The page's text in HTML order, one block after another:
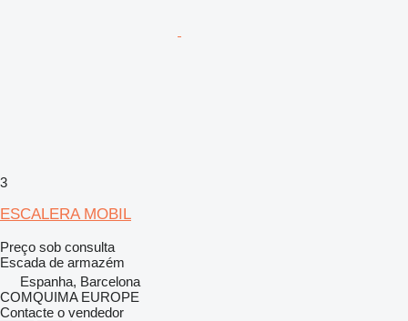
3
ESCALERA MOBIL
Preço sob consulta
Escada de armazém
Espanha, Barcelona
COMQUIMA EUROPE
Contacte o vendedor